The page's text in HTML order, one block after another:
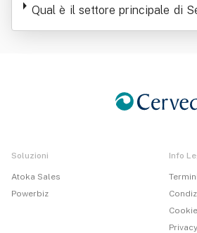
Qual è il settore principale di
Agency & Yacht Services Di
Soluzioni
Atoka Sales
Powerbiz
Info